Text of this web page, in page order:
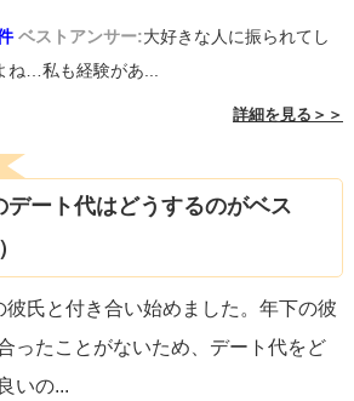
ベストアンサー:大好きな人に振られてし
ね…私も経験があ...
詳細を見る＞＞
デート代はどうするのがベス
彼氏と付き合い始めました。年下の彼
ったことがないため、デート代をど
いの...